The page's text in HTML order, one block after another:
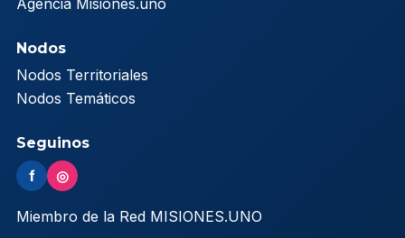
Nodos
Nodos Territoriales
Nodos Temáticos
Seguinos
f ◎
Miembro de la Red MISIONES.UNO